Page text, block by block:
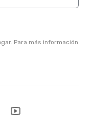
Para más información